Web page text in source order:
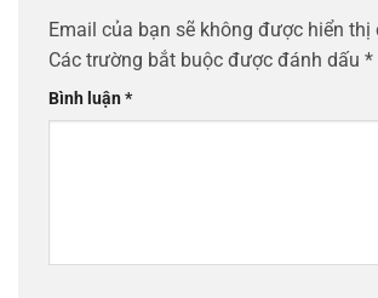
Email của bạn sẽ không được hiển thị
Các trường bắt buộc được đánh dấu *
Bình luận*